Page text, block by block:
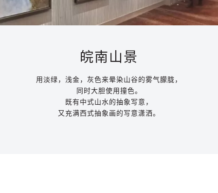
皖南山景
用淡绿，浅金，灰色来晕染山谷的雾气朦胧，
同时大胆使用撞色。
既有中式山水的抽象写意，
又充满西式抽象画的写意潇洒。